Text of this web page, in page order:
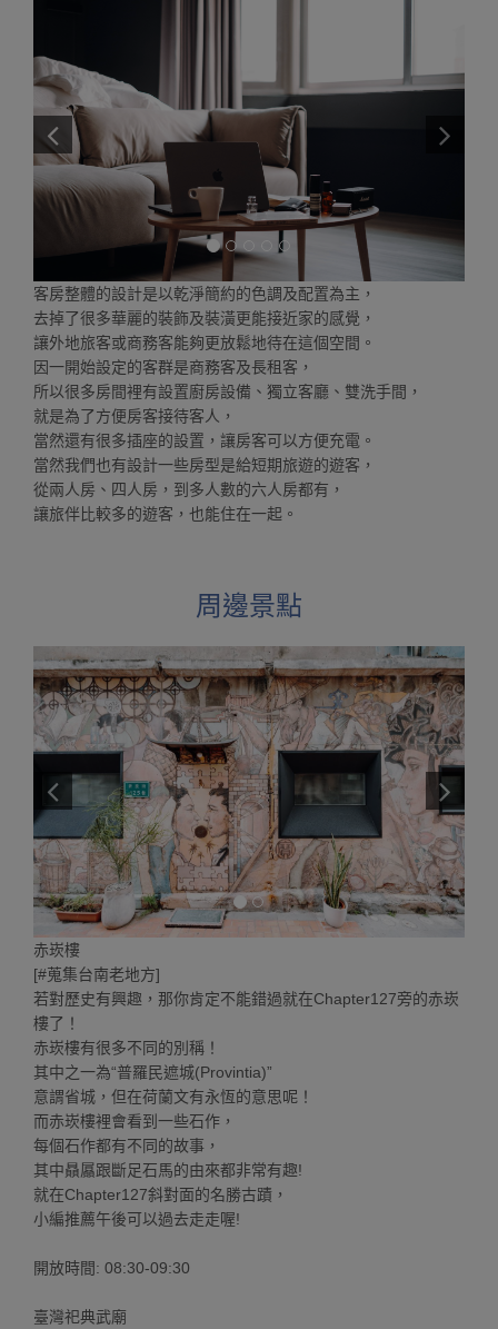
客房整體的設計是以乾淨簡約的色調及配置為主，
去掉了很多華麗的裝飾及裝潢更能接近家的感覺，
讓外地旅客或商務客能夠更放鬆地待在這個空間。
因一開始設定的客群是商務客及長租客，
所以很多房間裡有設置廚房設備、獨立客廳、雙洗手間，
就是為了方便房客接待客人，
當然還有很多插座的設置，讓房客可以方便充電。
當然我們也有設計一些房型是給短期旅遊的遊客，
從兩人房、四人房，到多人數的六人房都有，
讓旅伴比較多的遊客，也能住在一起。
周邊景點
赤崁樓
[#蒐集台南老地方]
若對歷史有興趣，那你肯定不能錯過就在Chapter127旁的赤崁
樓了！
赤崁樓有很多不同的別稱！
其中之一為“普羅民遮城(Provintia)”
意謂省城，但在荷蘭文有永恆的意思呢！
而赤崁樓裡會看到一些石作，
每個石作都有不同的故事，
其中贔屭跟斷足石馬的由來都非常有趣!
就在Chapter127斜對面的名勝古蹟，
小編推薦午後可以過去走走喔!
開放時間: 08:30-09:30
臺灣祀典武廟